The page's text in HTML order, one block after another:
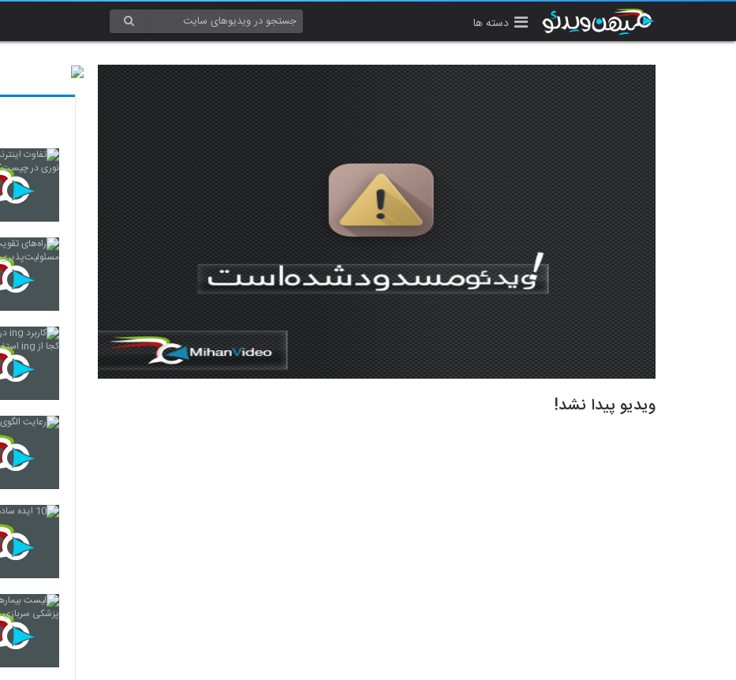
دسته ها
ویدیو پیدا نشد!